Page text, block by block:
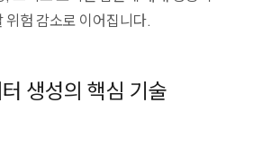
위험 감소로 이어집니다.
생성의 핵심 기술